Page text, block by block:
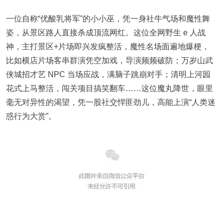
一位自称“优酸乳将军”的小小巫，凭一身社牛气场和魔性舞
姿，从景区路人直接杀成顶流网红。这位全网野生 e 人战
神，主打景区+片场即兴发疯整活，魔性名场面遍地爆梗，
比如横店片场客串群演凭空加戏，导演频频破防；万岁山武
侠城招才艺 NPC 当场应战，满脑子跳崩对手；清明上河园
花式上马整活，闯关项目搞笑翻车……这位魔丸降世，眼里
毫无对异性的渴望，凭一股社交悍匪劲儿，高能上演“人类迷
惑行为大赏”。